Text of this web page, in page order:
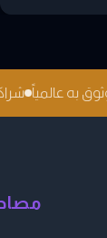
موثوق به عالمياً